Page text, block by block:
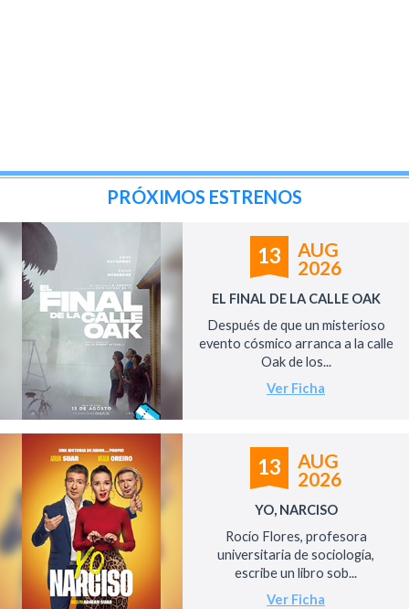
PRÓXIMOS ESTRENOS
13
AUG
2026
EL FINAL DE LA CALLE OAK
Después de que un misterioso
evento cósmico arranca a la calle
Oak de los...
Ver Ficha
13
AUG
2026
YO, NARCISO
Rocío Flores, profesora
universitaria de sociología,
escribe un libro sob...
Ver Ficha